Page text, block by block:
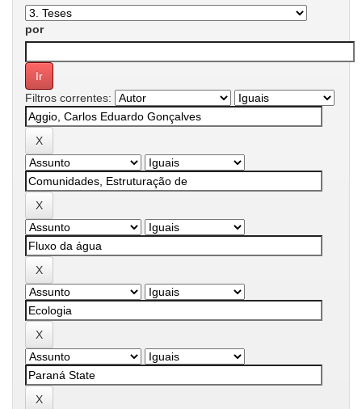
por
Filtros correntes: